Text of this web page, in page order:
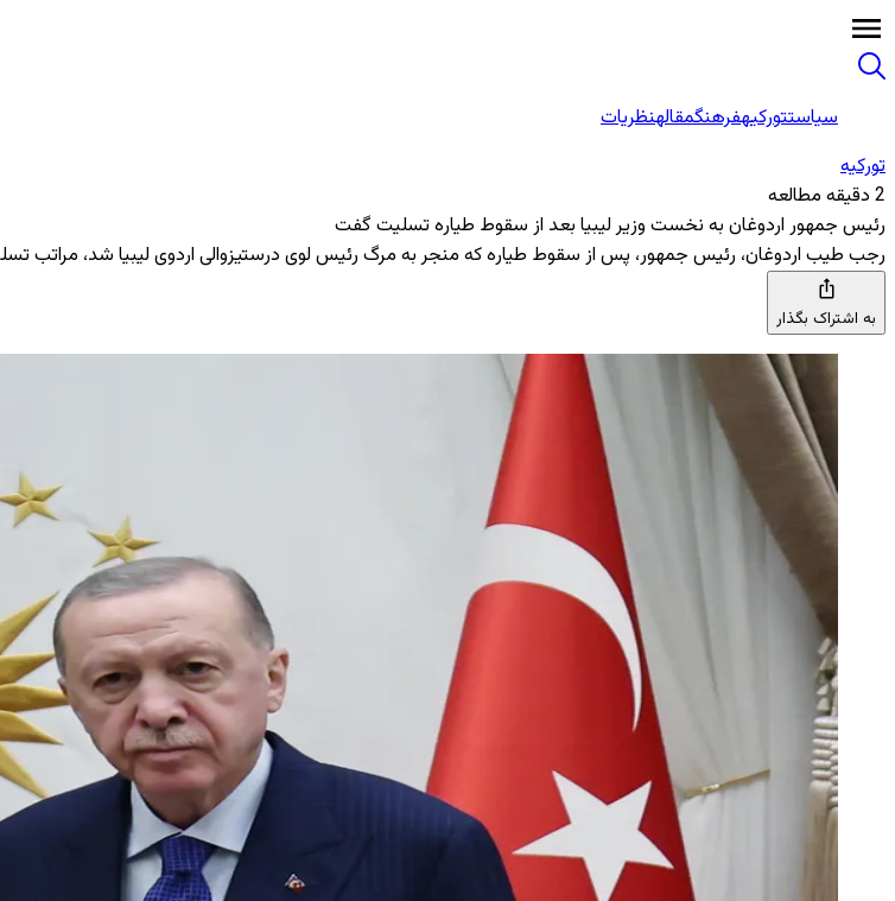
سیاستتورکیهفرهنگمقالهنظریات
تورکیه
2 دقیقه مطالعه
رئیس جمهور اردوغان به نخست وزیر لیبیا بعد از سقوط طیاره تسلیت گفت
رجب طیب اردوغان، رئیس جمهور، پس از سقوط طیاره که منجر به مرگ رئیس لوی درستیزوالی اردوی لیبیا شد، مراتب
به اشتراک بگذار